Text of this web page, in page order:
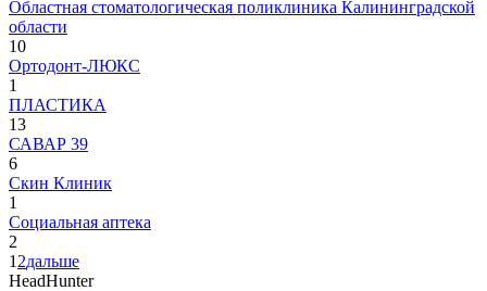
Областная стоматологическая поликлиника Калининградской
области
10
Ортодонт-ЛЮКС
1
ПЛАСТИКА
13
САВАР 39
6
Скин Клиник
1
Социальная аптека
2
1 2дальше
HeadHunter